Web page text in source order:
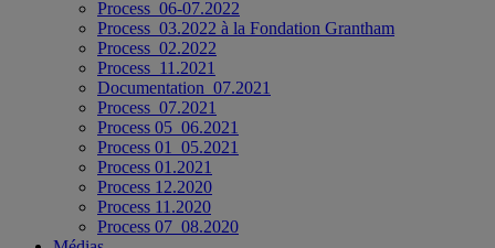
Process_06-07.2022
Process_03.2022 à la Fondation Grantham
Process_02.2022
Process_11.2021
Documentation_07.2021
Process_07.2021
Process 05_06.2021
Process 01_05.2021
Process 01.2021
Process 12.2020
Process 11.2020
Process 07_08.2020